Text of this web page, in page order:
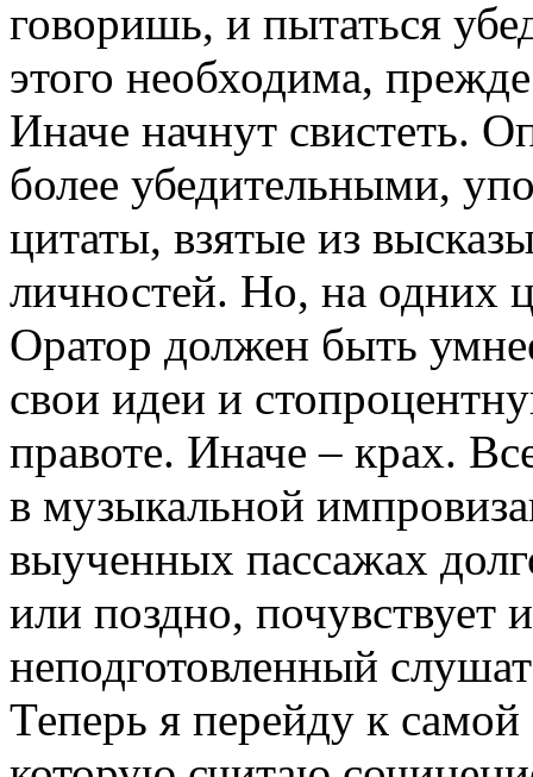
говоришь, и пытаться
этого необходима,
Иначе начнут свистеть.
более убедительными,
цитаты, взятые из
личностей. Но, на одних
Оратор должен быть
свои идеи и
правоте. Иначе – крах.
в музыкальной
выученных пассажах
или поздно, почувствует
неподготовленный
Теперь я перейду к